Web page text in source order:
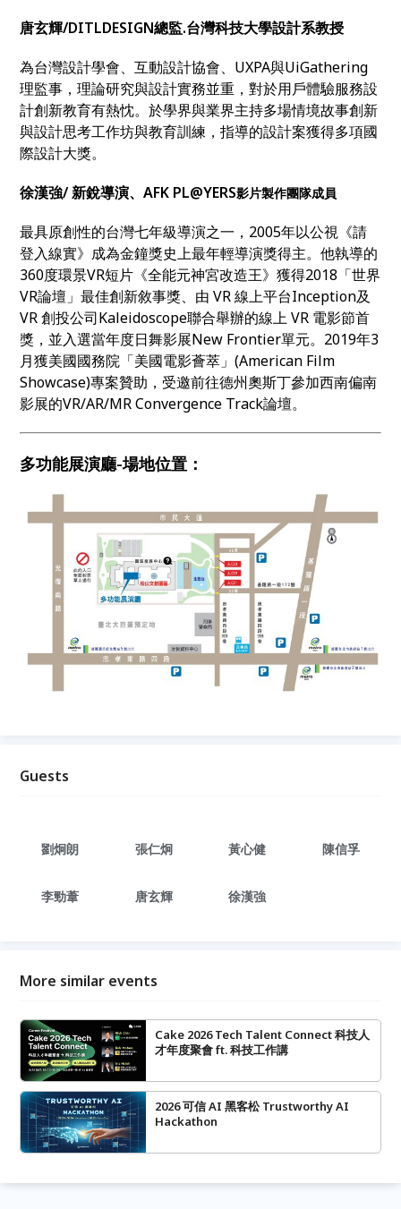
唐玄輝/DITLDESIGN總監.台灣科技大學設計系教授
為台灣設計學會、互動設計協會、UXPA與UiGathering
理監事，理論研究與設計實務並重，對於用戶體驗服務設
計創新教育有熱忱。於學界與業界主持多場情境故事創新
與設計思考工作坊與教育訓練，指導的設計案獲得多項國
際設計大獎。
徐漢強/ 新銳導演、AFK PL@YERS影片製作團隊成員
最具原創性的台灣七年級導演之一，2005年以公視《請
登入線實》成為金鐘獎史上最年輕導演獎得主。他執導的
360度環景VR短片《全能元神宮改造王》獲得2018「世界
VR論壇」最佳創新敘事獎、由 VR 線上平台Inception及
VR 創投公司Kaleidoscope聯合舉辦的線上 VR 電影節首
獎，並入選當年度日舞影展New Frontier單元。2019年3
月獲美國國務院「美國電影薈萃」(American Film
Showcase)專案贊助，受邀前往德州奧斯丁參加西南偏南
影展的VR/AR/MR Convergence Track論壇。
多功能展演廳-場地位置：
Guests
劉炯朗 張仁炯 黃心健 陳信孚
李勁葦 唐玄輝 徐漢強
More similar events
Cake 2026 Tech Talent Connect 科技人
才年度聚會 ft. 科技工作講
2026 可信 AI 黑客松 Trustworthy AI
Hackathon